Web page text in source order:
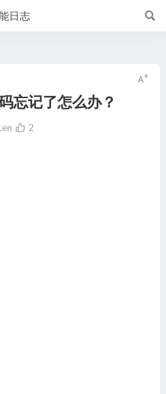
日志
忘记了怎么办？
2